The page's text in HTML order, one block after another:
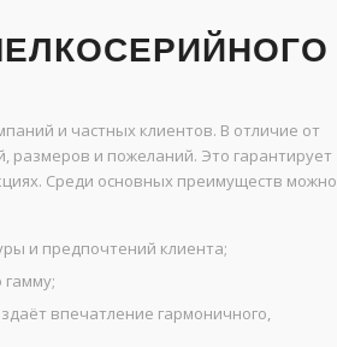
и частных клиентов. В отличие от
размеров и пожеланий. Это гарантирует
Среди основных преимуществ можно
и предпочтений клиента;
впечатление гармоничного,